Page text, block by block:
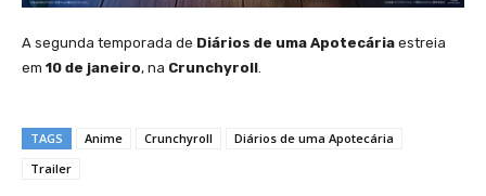
A segunda temporada de Diários de uma Apotecária estreia
em 10 de janeiro, na Crunchyroll.
TAGS Anime Crunchyroll
Diários de uma Apotecária
Trailer